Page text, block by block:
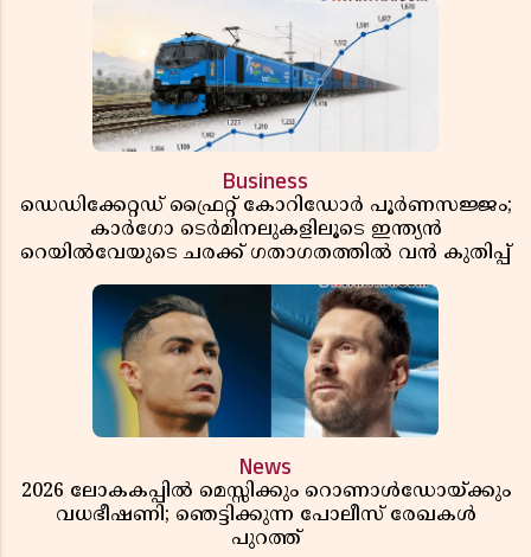
Business
ഡെഡിക്കേറ്റഡ് ഫ്രൈറ്റ് കോറിഡോർ പൂർണസജ്ജം;
കാർഗോ ടെർമിനലുകളിലൂടെ ഇന്ത്യൻ
റെയിൽവേയുടെ ചരക്ക് ഗതാഗതത്തിൽ വൻ കുതിപ്പ്
News
2026 ലോകകപ്പിൽ മെസ്സിക്കും റൊണാൾഡോയ്ക്കും
വധഭീഷണി; ഞെട്ടിക്കുന്ന പോലീസ് രേഖകൾ
പുറത്ത്